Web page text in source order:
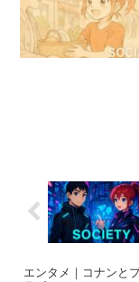
エンタメ｜コナンと